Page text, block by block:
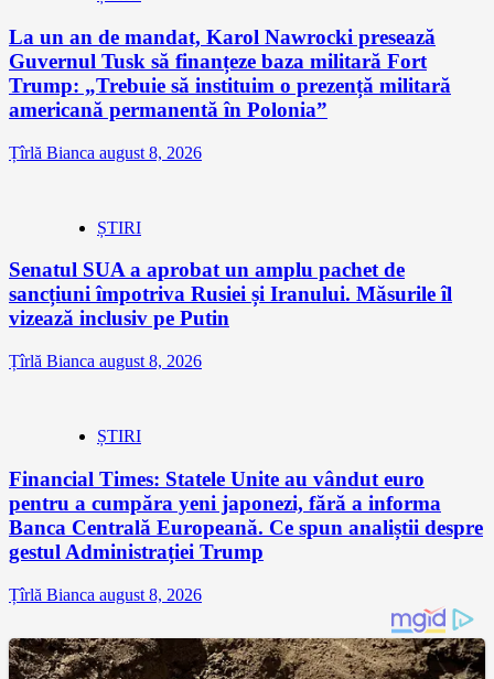
La un an de mandat, Karol Nawrocki presează
Guvernul Tusk să finanțeze baza militară Fort
Trump: „Trebuie să instituim o prezență militară
americană permanentă în Polonia”
Țîrlă Bianca august 8, 2026
ȘTIRI
Senatul SUA a aprobat un amplu pachet de
sancțiuni împotriva Rusiei și Iranului. Măsurile îl
vizează inclusiv pe Putin
Țîrlă Bianca august 8, 2026
ȘTIRI
Financial Times: Statele Unite au vândut euro
pentru a cumpăra yeni japonezi, fără a informa
Banca Centrală Europeană. Ce spun analiștii despre
gestul Administrației Trump
Țîrlă Bianca august 8, 2026